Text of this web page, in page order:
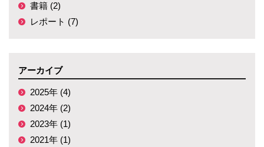
書籍 (2)
レポート (7)
アーカイブ
2025年 (4)
2024年 (2)
2023年 (1)
2021年 (1)